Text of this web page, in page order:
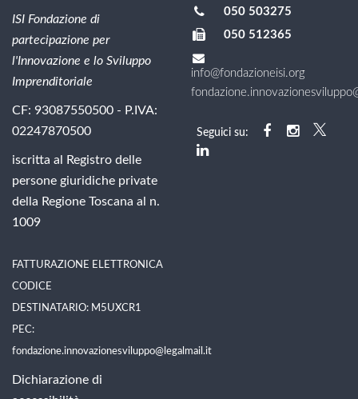
ISI Fondazione di
partecipazione per
l'Innovazione e lo Sviluppo
Imprenditoriale
CF: 93087550500 - P.IVA:
02247870500
iscritta al Registro delle
persone giuridiche private
della Regione Toscana al n.
1009
FATTURAZIONE ELETTRONICA
CODICE
DESTINATARIO: M5UXCR1
PEC:
fondazione.innovazionesviluppo@legalmail.it
Dichiarazione di
050 503275
050 512365
info@fondazioneisi.org
Seguici su: